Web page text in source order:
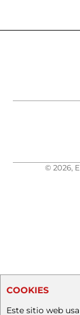
© 2026,
COOKIES
Este sitio web